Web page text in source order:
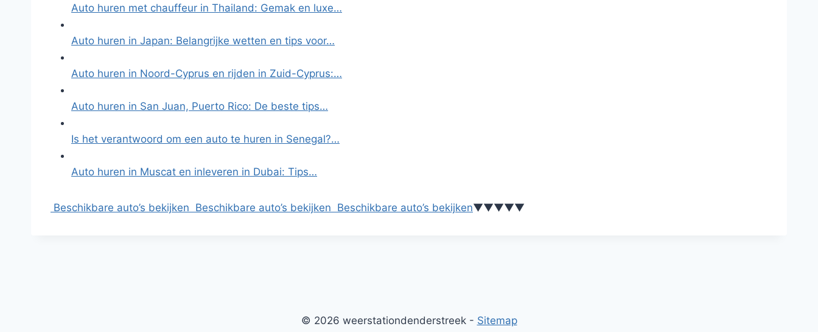
Auto huren met chauffeur in Thailand: Gemak en luxe…
Auto huren in Japan: Belangrijke wetten en tips voor…
Auto huren in Noord-Cyprus en rijden in Zuid-Cyprus:…
Auto huren in San Juan, Puerto Rico: De beste tips…
Is het verantwoord om een auto te huren in Senegal?…
Auto huren in Muscat en inleveren in Dubai: Tips…
Beschikbare auto’s bekijken Beschikbare auto’s bekijken Beschikbare auto’s bekijken▼▼▼▼▼
© 2026 weerstationdenderstreek - Sitemap